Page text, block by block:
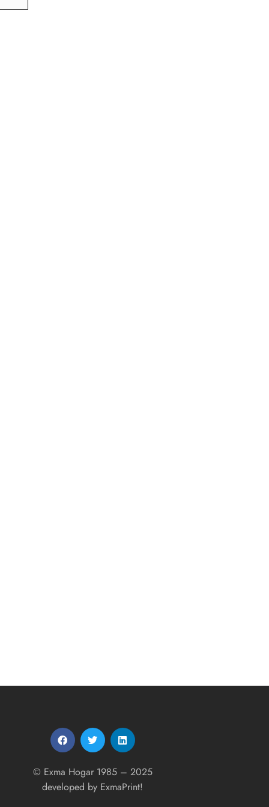
© Exma Hogar 1985 – 2025
developed by ExmaPrint!